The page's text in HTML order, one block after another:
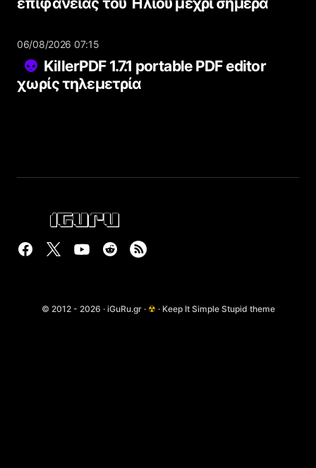
06/08/2026 07:15
KillerPDF 1.7.1 portable PDF editor
χωρίς τηλεμετρία
© 2012 - 2026 · iGuRu.gr · ☢ · Keep It Simple Stupid theme